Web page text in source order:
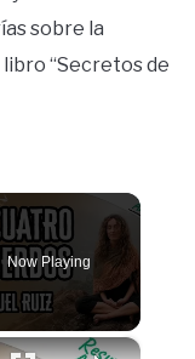
sobre la
“Secretos de
Now Playing
×